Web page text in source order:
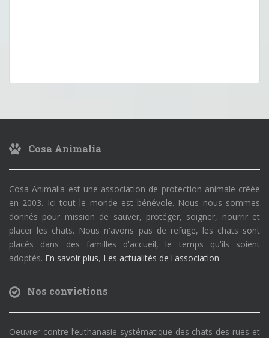
Cosa Animalia
Cosa Animalia est une association de protection animale créée
en 2003. Ici tout le monde est bénévole. Nous nous sommes
donnés pour mission de sauver, protéger, soigner, nourrir et
placer les chats. Nous n'avons pas de refuge, les chats sont
placés dans des familles d'accueil, le temps qu'ils soient
adoptés. En savoir plus, Les actualités de l'association
Nos convictions
Oeuvrer contre l’euthanasie systématique des chats des rues et